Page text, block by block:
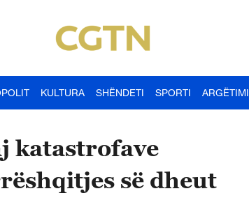
KULTURA SHËNDETI SPORTI ARGËTIMI
katastrofave
së dheut